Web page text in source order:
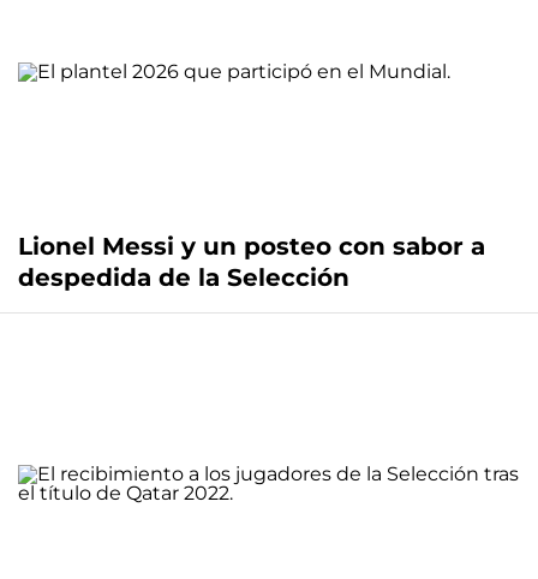
Lionel Messi y un posteo con sabor a
despedida de la Selección